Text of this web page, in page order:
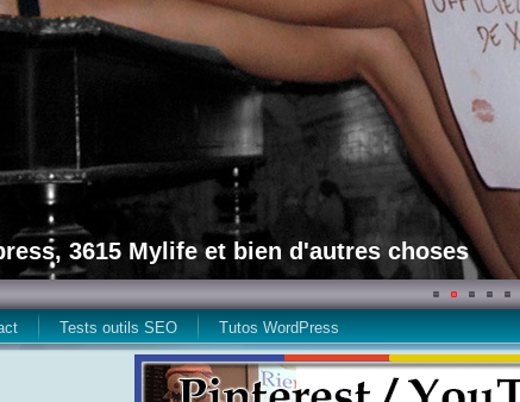
3615 Mylife et bien d'autres choses
Tests outils SEO Tutos WordPress